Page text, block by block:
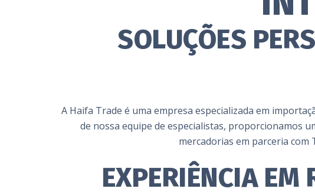
SOLUÇÕES
A Haifa Trade é uma empresa especializada em
de nossa equipe de especialistas, proporcionamos
mercadorias em parceria com
EXPERIÊNCIA EM